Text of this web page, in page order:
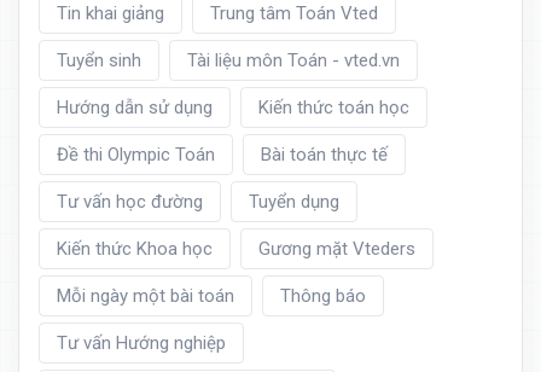
Tin khai giảng Trung tâm Toán Vted
Tuyển sinh Tài liệu môn Toán - vted.vn
Hướng dẫn sử dụng Kiến thức toán học
Đề thi Olympic Toán Bài toán thực tế
Tư vấn học đường Tuyển dụng
Kiến thức Khoa học Gương mặt Vteders
Mỗi ngày một bài toán Thông báo
Tư vấn Hướng nghiệp